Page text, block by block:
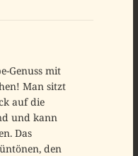
Genuss mit
Man sitzt
auf die
und kann
Das
den